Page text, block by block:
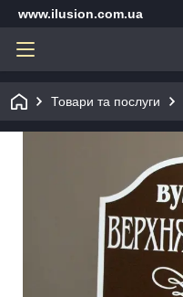
www.ilusion.com.ua
Товари та послуги